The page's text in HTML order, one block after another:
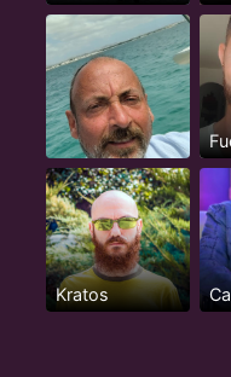
Kratos